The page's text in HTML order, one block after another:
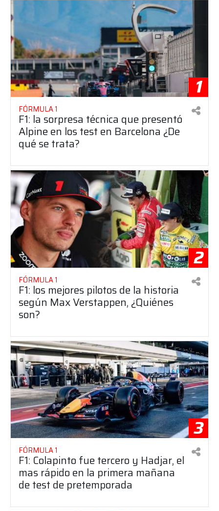
1
FÓRMULA 1
F1: la sorpresa técnica que presentó
Alpine en los test en Barcelona ¿De
qué se trata?
2
FÓRMULA 1
F1: los mejores pilotos de la historia
según Max Verstappen, ¿Quiénes
son?
3
FÓRMULA 1
F1: Colapinto fue tercero y Hadjar, el
mas rápido en la primera mañana
de test de pretemporada